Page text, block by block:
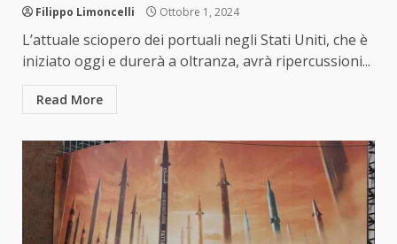
Filippo Limoncelli Ottobre 1, 2024
L’attuale sciopero dei portuali negli Stati Uniti, che è
iniziato oggi e durerà a oltranza, avrà ripercussioni...
Read More